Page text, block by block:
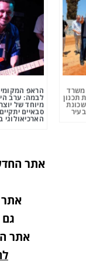
תכנון
הראפ
לבמה: ערב
מיוחד של
סבאיים
הארכיאולוגי
אתר
אתר
גם
אתר